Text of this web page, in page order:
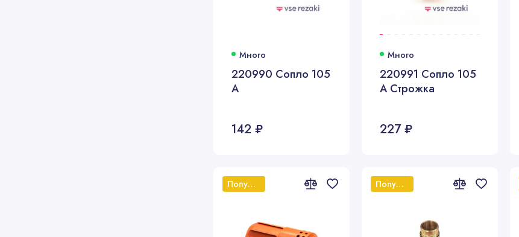
Много
220990 Сопло 105
А
142 ₽
Много
220991 Сопло 105
А Строжка
227 ₽
Популярный Популярный